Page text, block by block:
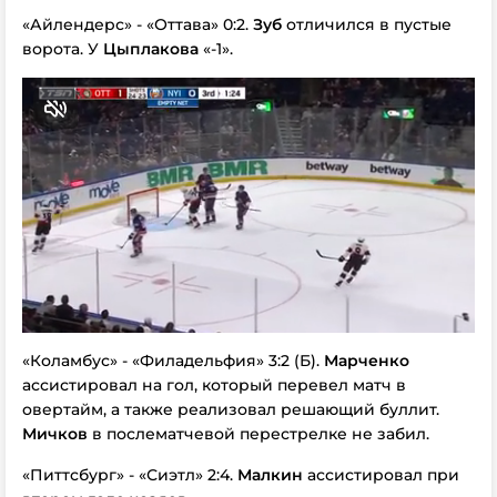
«Айлендерс» - «Оттава» 0:2. Зуб отличился в пустые
ворота. У Цыплакова «-1».
«Коламбус» - «Филадельфия» 3:2 (Б). Марченко
ассистировал на гол, который перевел матч в
овертайм, а также реализовал решающий буллит.
Мичков в послематчевой перестрелке не забил.
«Питтсбург» - «Сиэтл» 2:4. Малкин ассистировал при